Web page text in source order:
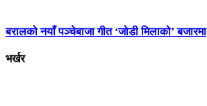
बरालको नयाँ पञ्चेबाजा गीत ‘जोडी मिलाको’ बजारमा
भर्खर